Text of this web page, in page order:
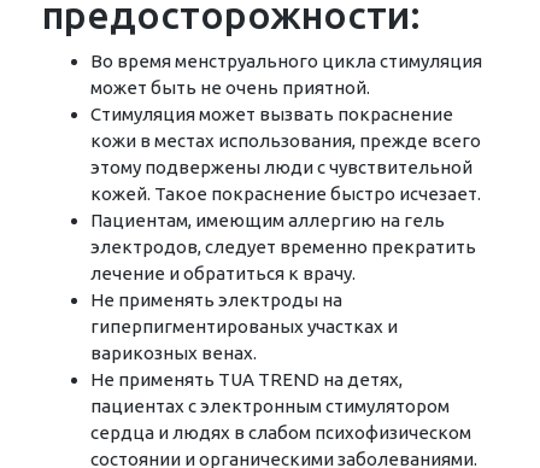
предосторожности:
Во время менструального цикла стимуляция
может быть не очень приятной.
Стимуляция может вызвать покраснение
кожи в местах использования, прежде всего
этому подвержены люди с чувствительной
кожей. Такое покраснение быстро исчезает.
Пациентам, имеющим аллергию на гель
электродов, следует временно прекратить
лечение и обратиться к врачу.
Не применять электроды на
гиперпигментированых участках и
варикозных венах.
Не применять TUA TREND на детях,
пациентах с электронным стимулятором
сердца и людях в слабом психофизическом
состоянии и органическими заболеваниями.